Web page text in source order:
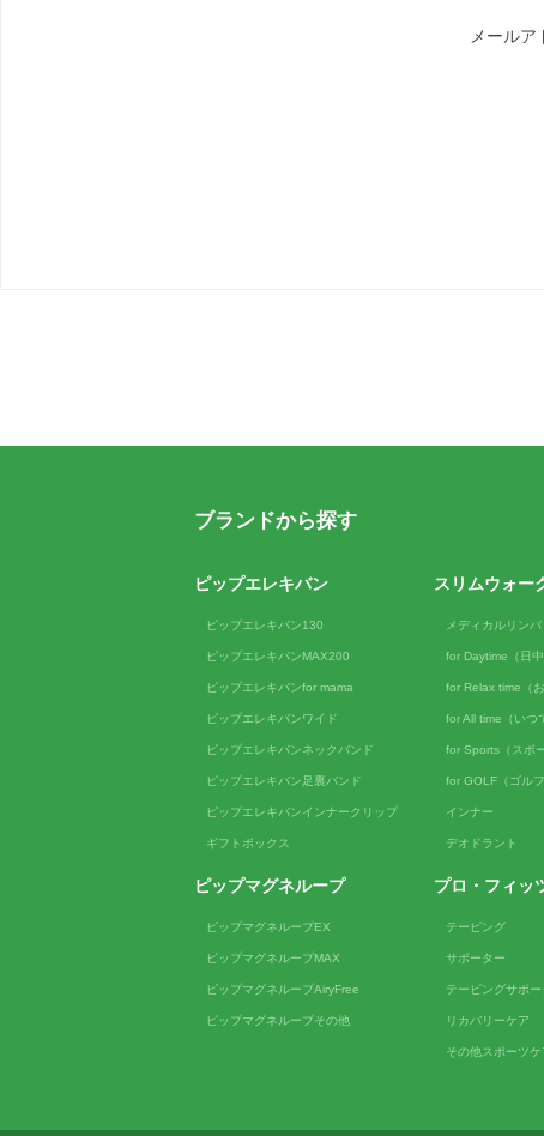
メール
ブランドから探す
ピップエレキバン
ピップエレキバン130
ピップエレキバンMAX200
ピップエレキバンfor mama
ピップエレキバンワイド
ピップエレキバンネックバンド
ピップエレキバン足裏バンド
ピップエレキバンインナークリップ
ギフトボックス
ピップマグネループ
ピップマグネループEX
ピップマグネループMAX
ピップマグネループAiryFree
ピップマグネループその他
スリムウォー
メディカルリンパ
for Daytime（日中
for Relax time（お
for All time（いつ
for Sports（スポ
for GOLF（ゴルフ
インナー
デオドラント
プロ・フィッ
テーピング
サポーター
テーピングサポー
リカバリーケア
その他スポーツ